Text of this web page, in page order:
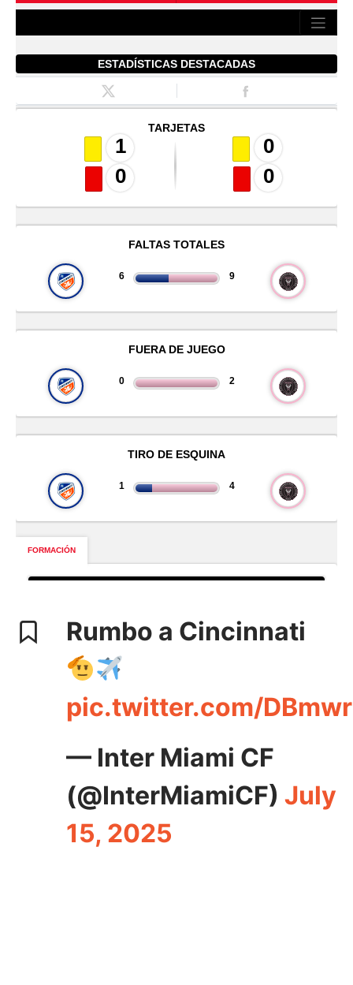
Rumbo a Cincinnati
pic.twitter.com/
— Inter Miami CF
(@InterMiamiCF) July
15, 2025